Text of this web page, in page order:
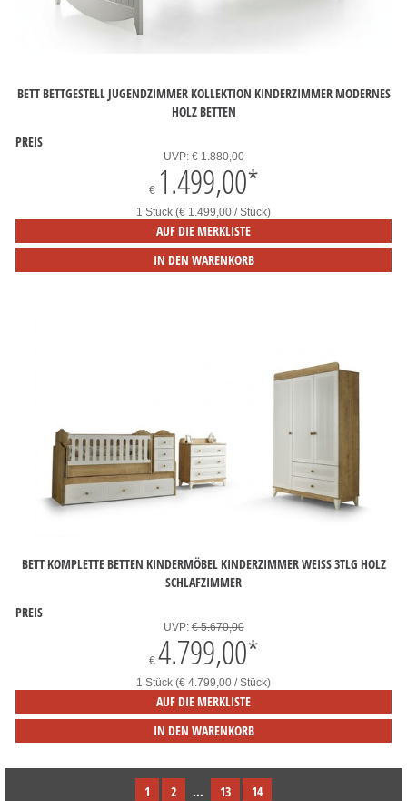
BETT BETTGESTELL JUGENDZIMMER KOLLEKTION KINDERZIMMER MODERNES
HOLZ BETTEN
PREIS
UVP:€ 1.880,00
€ 1.499,00*
1 Stück (€ 1.499,00 / Stück)
AUF DIE MERKLISTE
IN DEN WARENKORB
BETT KOMPLETTE BETTEN KINDERMÖBEL KINDERZIMMER WEISS 3TLG HOLZ S
CHLAFZIMMER
PREIS
UVP:€ 5.670,00
€ 4.799,00*
1 Stück (€ 4.799,00 / Stück)
AUF DIE MERKLISTE
IN DEN WARENKORB
1 2 ... 13
14